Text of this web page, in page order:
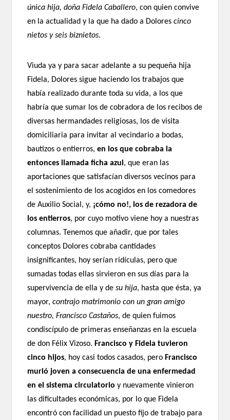
única hija, doña Fidela Caballero, con quien convive
en la actualidad y la que ha dado a Dolorescinco
nietos y seis biznietos.
Viuda ya y para sacar adelante a su pequeña hija
Fidela, Dolores sigue haciendo los trabajos que
había realizado durante toda su vida, a los que
habría que sumar los de cobradora de los recibos de
diversas hermandades religiosas, los de visita
domiciliaria para invitar al vecindario a bodas,
bautizos o entierros,en los que cobraba la
entonces llamada ficha azul , que eran las
aportaciones que satisfacían diversos vecinos para
el sostenimiento de los acogidos en los comedores
de Auxilio Social, y, ¡cómo no!, los de rezadora de
los entierros, por cuyo motivo viene hoy a nuestras
columnas. Tenemos que añadir, que por tales
conceptos Dolores cobraba cantidades
insignificantes, hoy serían ridículas, pero que
sumadas todas ellas sirvieron en sus días para la
supervivencia de ella y desu hija, hasta que ésta, ya
mayor,contrajo matrimonio con un gran amigo
nuestro, Francisco Castaños, de quien fuimos
condiscípulo de primeras enseñanzas en la escuela
de don Félix Vizoso. Francisco y Fidela tuvieron
cinco hijos, hoy casi todos casados, pero Francisco
murió joven a consecuencia de una enfermedad
en el sistema circulatorio y nuevamente vinieron
las dificultades económicas, por lo que Fidela
encontró con facilidad un puesto fijo de trabajo para